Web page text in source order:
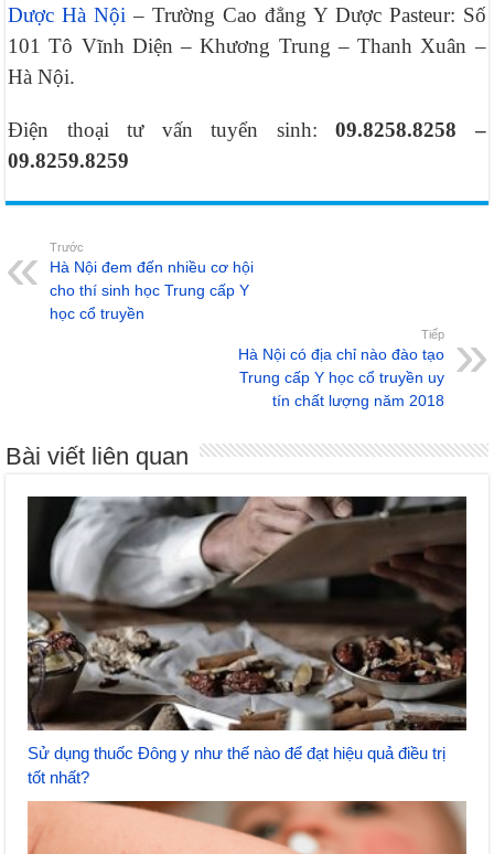
Dược Hà Nội – Trường Cao đẳng Y Dược Pasteur: Số
101 Tô Vĩnh Diện – Khương Trung – Thanh Xuân –
Hà Nội.
Điện thoại tư vấn tuyển sinh:09.8258.8258 –
09.8259.8259
Trước
Hà Nội đem đến nhiều cơ hội
cho thí sinh học Trung cấp Y
học cổ truyền
Tiếp
Hà Nội có địa chỉ nào đào tạo
Trung cấp Y học cổ truyền uy
tín chất lượng năm 2018
Bài viết liên quan
Sử dụng thuốc Đông y như thế nào để đạt hiệu quả điều trị
tốt nhất?